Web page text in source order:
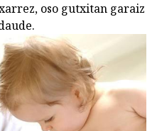
oso gutxitan garaiz